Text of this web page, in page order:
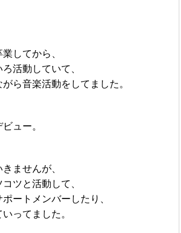
してから、
活動していて、
ら音楽活動をしてました。
ュー。
ませんが、
ツと活動して、
ートメンバーしたり、
ってました。